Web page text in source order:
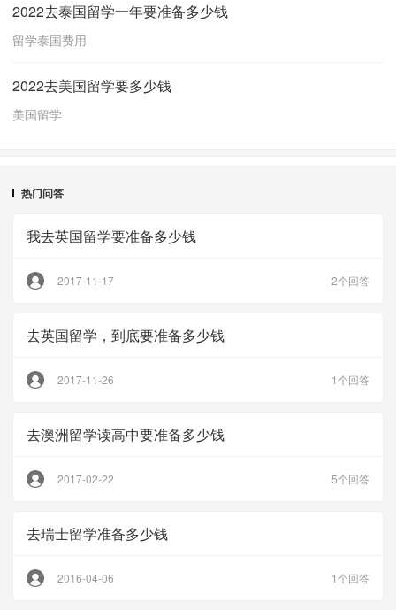
2022去泰国留学一年要准备多少钱
留学泰国费用
2022去美国留学要多少钱
美国留学
热门问答
我去英国留学要准备多少钱
2017-11-17 2个回答
去英国留学，到底要准备多少钱
2017-11-26 1个回答
去澳洲留学读高中要准备多少钱
2017-02-22 5个回答
去瑞士留学准备多少钱
2016-04-06 1个回答